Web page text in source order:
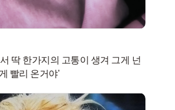
딱 한가지의 고통이 생겨 그게 넌
어린나이에 그게 빨리 온거야'